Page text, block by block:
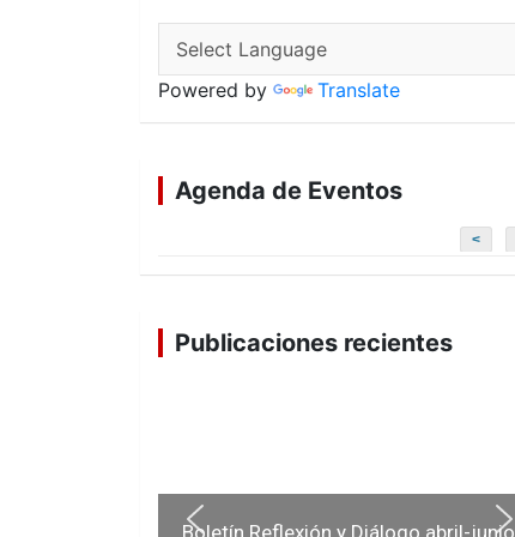
Powered by Translate
Agenda de Eventos
<
Publicaciones recientes
Boletín Reflexión y Diálogo abril-junio